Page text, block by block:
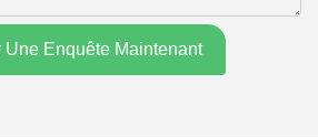
Une Enquête Maintenant